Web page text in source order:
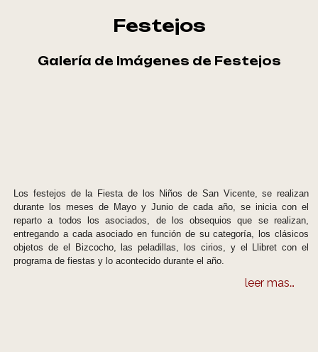
Festejos​
Galería de Imágenes de Festejos
Los festejos de la Fiesta de los Niños de San Vicente, se realizan
durante los meses de Mayo y Junio de cada año, se inicia con el
reparto a todos los asociados, de los obsequios que se realizan,
entregando a cada asociado en función de su categoría, los clásicos
objetos de el Bizcocho, las peladillas, los cirios, y el Llibret con el
programa de fiestas y lo acontecido durante el año.
leer mas…